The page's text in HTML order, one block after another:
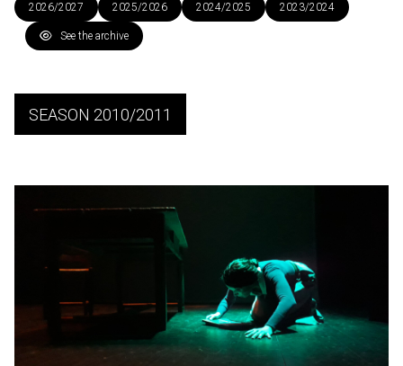
2026/2027 2025/2026 2024/2025 2023/2024
See the archive
SEASON 2010/2011